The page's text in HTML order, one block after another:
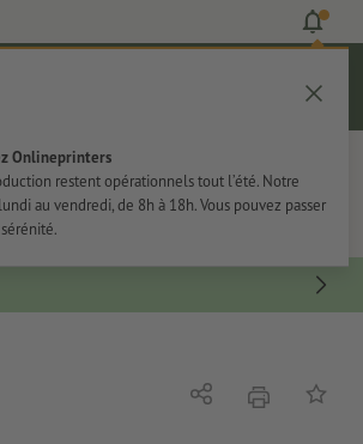
Onlineprinters
restent opérationnels tout l’été. Notre
au vendredi, de 8h à 18h. Vous pouvez passer
Panier
Autocollants
Partagerimprimer